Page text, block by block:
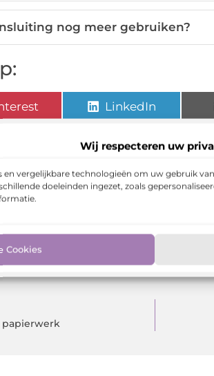
Wij respecteren uw
vergelijkbare technologieën om uw gebruik
doeleinden ingezet, zoals
Cookies
nog meer gebruiken?
LinkedIn
papierwerk